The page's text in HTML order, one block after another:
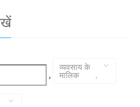
,
व्यवसाय के
मालिक ,